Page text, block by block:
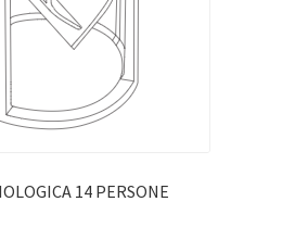
14 PERSONE